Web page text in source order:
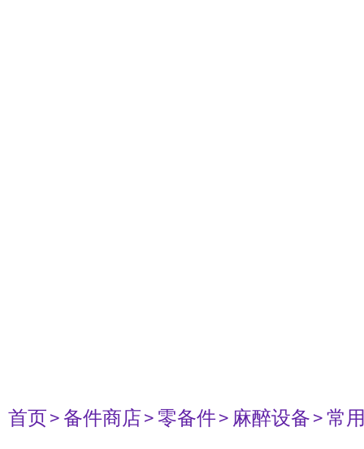
首页> 备件商店> 零备件> 麻醉设备> 常